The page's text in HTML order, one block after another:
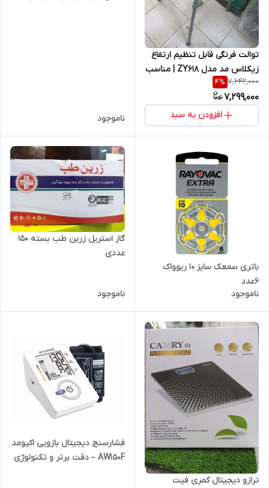
توالت فرنگی قابل تنظیم ارتفاع
زیکلاس مد مدل ZY618 | مناسب
سالمندان و افراد کم‌ توان
7,642,000
4%
7,299,000
افزودن به سبد ناموجود
باتری سمعک سایز 10 ریوواک
6عدد
ناموجود
گاز استریل زرین طب بسته 150
عددی
ناموجود
ترازو دیجیتال کمری فیت
فشارسنج دیجیتال بازویی اکیومد
AW150F – دقت برتر و تکنولوژی